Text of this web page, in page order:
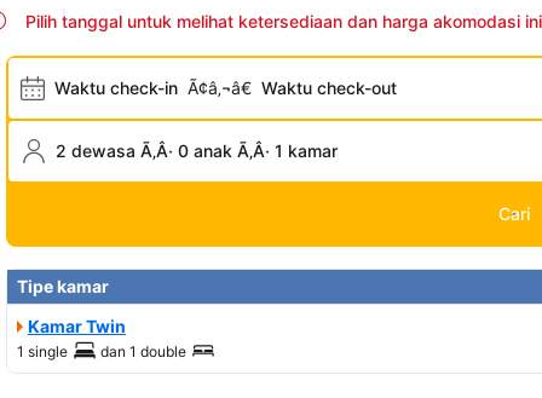
Pilih tanggal untuk melihat ketersediaan dan harga akomodasi ini
Waktu check-in Ã¢â‚¬â€ Waktu check-out
2 dewasa Ã‚Â· 0 anak Ã‚Â· 1 kamar
Cari
Tipe kamar
Kamar Twin
1 single dan 1 double